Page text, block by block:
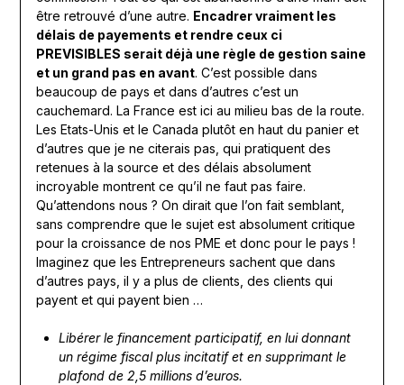
être retrouvé d’une autre. Encadrer vraiment les
délais de payements et rendre ceux ci
PREVISIBLES serait déjà une règle de gestion saine
et un grand pas en avant. C’est possible dans
beaucoup de pays et dans d’autres c’est un
cauchemard. La France est ici au milieu bas de la route.
Les Etats-Unis et le Canada plutôt en haut du panier et
d’autres que je ne citerais pas, qui pratiquent des
retenues à la source et des délais absolument
incroyable montrent ce qu’il ne faut pas faire.
Qu’attendons nous ? On dirait que l’on fait semblant,
sans comprendre que le sujet est absolument critique
pour la croissance de nos PME et donc pour le pays !
Imaginez que les Entrepreneurs sachent que dans
d’autres pays, il y a plus de clients, des clients qui
payent et qui payent bien …
Libérer le financement participatif, en lui donnant
un régime fiscal plus incitatif et en supprimant le
plafond de 2,5 millions d’euros.